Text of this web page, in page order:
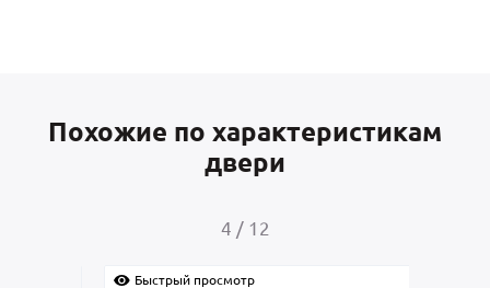
Похожие по характеристикам
двери
4 / 12
Быстрый просмотр